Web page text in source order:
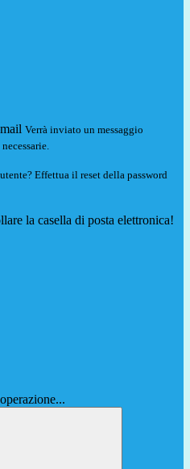
Verrà inviato un messaggio
Effettua il reset della password
la casella di posta elettronica!